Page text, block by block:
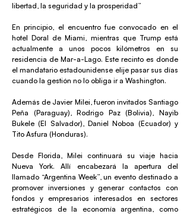
libertad, la seguridad y la prosperidad”
En principio, el encuentro fue convocado en el
hotel Doral de Miami, mientras que Trump está
actualmente a unos pocos kilómetros en su
residencia de Mar-a-Lago. Este recinto es donde
el mandatario estadounidense elije pasar sus días
cuando la gestión no lo obliga ir a Washington.
Además de Javier Milei, fueron invitados Santiago
Peña (Paraguay), Rodrigo Paz (Bolivia), Nayib
Bukele (El Salvador), Daniel Noboa (Ecuador) y
Tito Asfura (Honduras).
Desde Florida, Milei continuará su viaje hacia
Nueva York. Allí encabezará la apertura del
llamado “Argentina Week”, un evento destinado a
promover inversiones y generar contactos con
fondos y empresarios interesados en sectores
estratégicos de la economía argentina, como